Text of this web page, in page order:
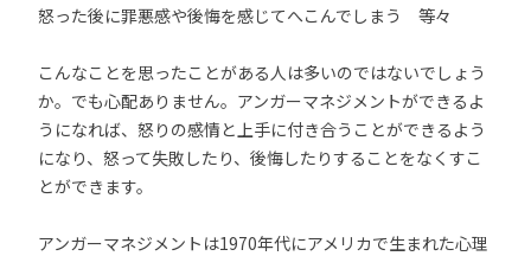
怒った後に罪悪感や後悔を感じてへこんでしまう 等々
こんなことを思ったことがある人は多いのではないでしょう
か。でも心配ありません。アンガーマネジメントができるよ
うになれば、怒りの感情と上手に付き合うことができるよう
になり、怒って失敗したり、後悔したりすることをなくすこ
とができます。
アンガーマネジメントは1970年代にアメリカで生まれた心理